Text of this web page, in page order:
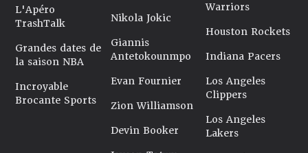
L'Apéro
TrashTalk
Grandes dates de
la saison NBA
Incroyable
Brocante Sports
Nikola Jokic
Giannis
Antetokounmpo
Evan Fournier
Zion Williamson
Devin Booker
Warriors
Houston Rockets
Indiana Pacers
Los Angeles
Clippers
Los Angeles
Lakers